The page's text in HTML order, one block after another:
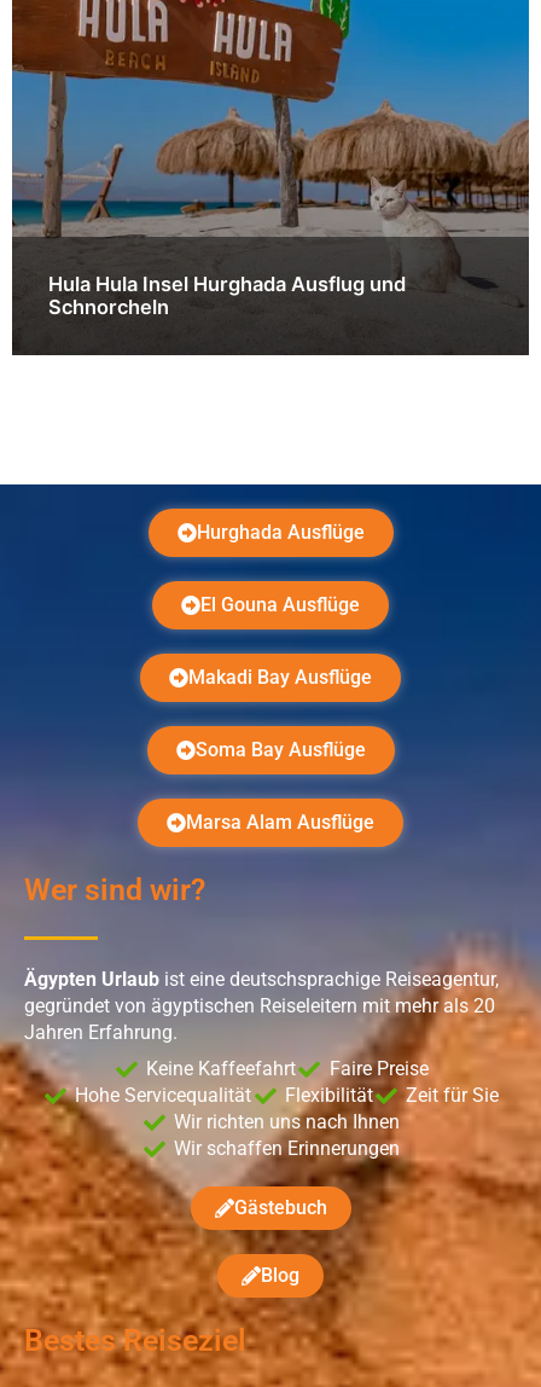
Hula Hula Insel Hurghada Ausflug und
Schnorcheln
Hurghada Ausflüge
El Gouna Ausflüge
Makadi Bay Ausflüge
Soma Bay Ausflüge
Marsa Alam Ausflüge
Wer sind wir?
Ägypten Urlaub ist eine deutschsprachige Reiseagentur,
gegründet von ägyptischen Reiseleitern mit mehr als 20
Jahren Erfahrung.
Keine Kaffeefahrt
Faire Preise
Hohe Servicequalität
Flexibilität
Zeit für Sie
Wir richten uns nach Ihnen
Wir schaffen Erinnerungen
Gästebuch
Blog
Bestes Reiseziel